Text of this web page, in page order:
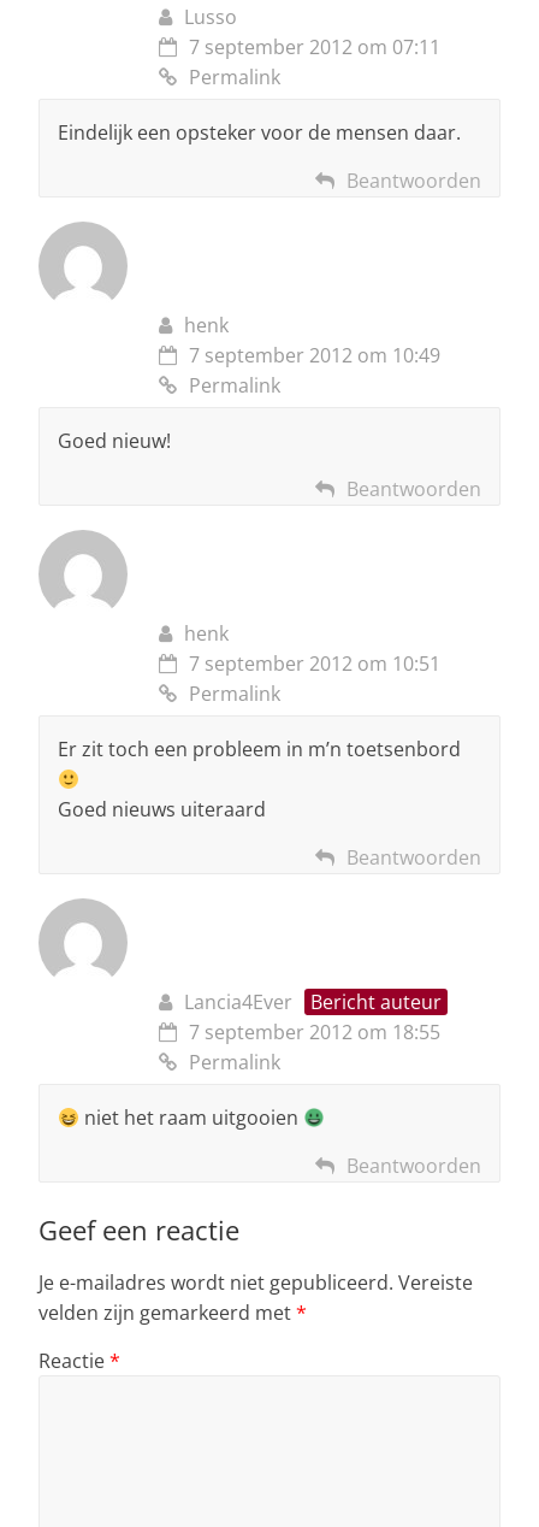
Lusso
7 september 2012 om 07:11
Permalink
Eindelijk een opsteker voor de mensen daar.
Beantwoorden
henk
7 september 2012 om 10:49
Permalink
Goed nieuw!
Beantwoorden
henk
7 september 2012 om 10:51
Permalink
Er zit toch een probleem in m’n toetsenbord
Goed nieuws uiteraard
Beantwoorden
Lancia4Ever
Bericht auteur
7 september 2012 om 18:55
Permalink
niet het raam uitgooien
Beantwoorden
Geef een reactie
Je e-mailadres wordt niet gepubliceerd. Vereiste
velden zijn gemarkeerd met*
Reactie*